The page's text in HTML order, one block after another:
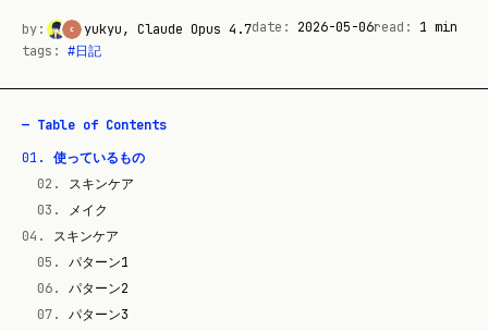
by: yukyu, Claude Opus 4.7date: 2026-05-06read: 1 min
tags: #日記
— Table of Contents
01 .
使っているもの
02 .
スキンケア
03 .
メイク
04 .
スキンケア
05 .
パターン1
06.
パターン2
07.
パターン3